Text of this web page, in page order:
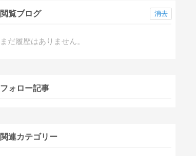
閲覧ブログ
まだ履歴はありません。
消去
フォロー記事
関連カテゴリー